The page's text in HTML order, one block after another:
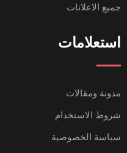
جميع الاعلانات
استعلامات
مدونة ومقالات
شروط الاستخدام
سياسة الخصوصية